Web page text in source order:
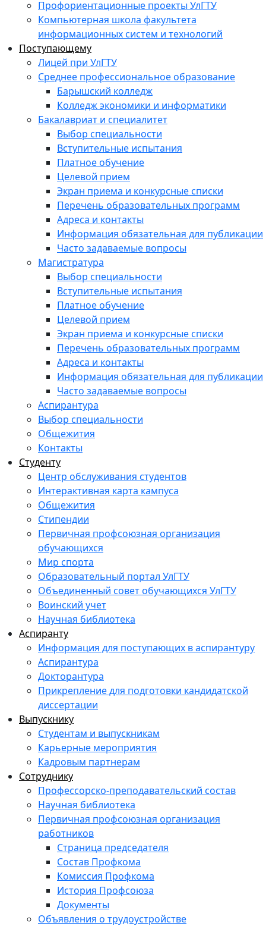
Профориентационные проекты УлГТУ
Компьютерная школа факультета
информационных систем и технологий
Поступающему
Лицей при УлГТУ
Среднее профессиональное образование
Барышский колледж
Колледж экономики и информатики
Бакалавриат и специалитет
Выбор специальности
Вступительные испытания
Платное обучение
Целевой прием
Экран приема и конкурсные списки
Перечень образовательных программ
Адреса и контакты
Информация обязательная для публикации
Часто задаваемые вопросы
Магистратура
Выбор специальности
Вступительные испытания
Платное обучение
Целевой прием
Экран приема и конкурсные списки
Перечень образовательных программ
Адреса и контакты
Информация обязательная для публикации
Часто задаваемые вопросы
Аспирантура
Выбор специальности
Общежития
Контакты
Студенту
Центр обслуживания студентов
Интерактивная карта кампуса
Общежития
Стипендии
Первичная профсоюзная организация
обучающихся
Мир спорта
Образовательный портал УлГТУ
Объединенный совет обучающихся УлГТУ
Воинский учет
Научная библиотека
Аспиранту
Информация для поступающих в аспирантуру
Аспирантура
Докторантура
Прикрепление для подготовки кандидатской
диссертации
Выпускнику
Студентам и выпускникам
Карьерные мероприятия
Кадровым партнерам
Сотруднику
Профессорско-преподавательский состав
Научная библиотека
Первичная профсоюзная организация
работников
Страница председателя
Состав Профкома
Комиссия Профкома
История Профсоюза
Документы
Объявления о трудоустройстве